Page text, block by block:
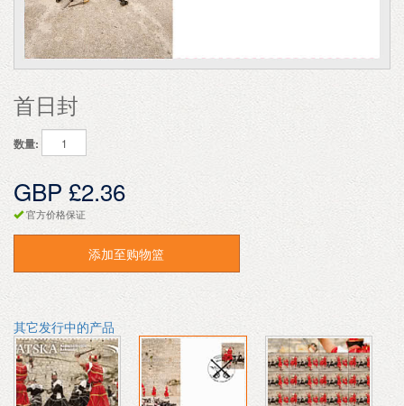
首日封
数量:
GBP £2.36
官方价格保证
添加至购物篮
其它发行中的产品